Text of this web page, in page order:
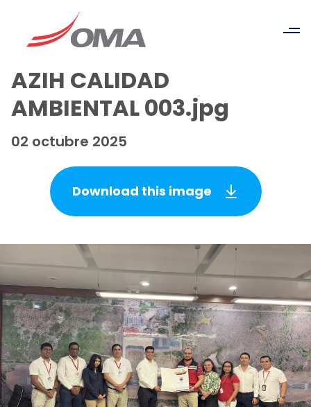
AZIH CALIDAD
AMBIENTAL 003.jpg
02 octubre 2025
Download this image